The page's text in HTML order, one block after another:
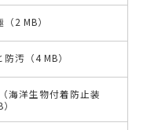
2 MB）
汚（4 MB）
海洋生物付着防止装